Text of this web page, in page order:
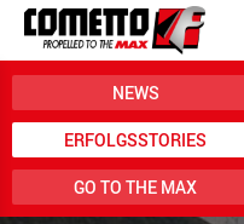
NEWS
ERFOLGSSTORIES
GO TO THE MAX